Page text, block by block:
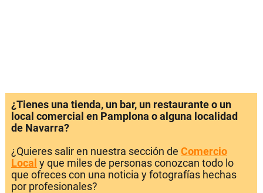
¿Tienes una tienda, un bar, un restaurante o un
local comercial en Pamplona o alguna localidad
de Navarra?
¿Quieres salir en nuestra sección de Comercio
Local y que miles de personas conozcan todo lo
que ofreces con una noticia y fotografías hechas
por profesionales?